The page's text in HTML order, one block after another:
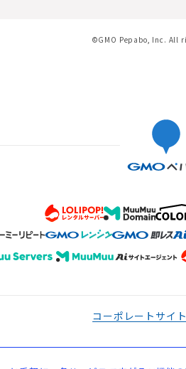
©GMO Pepabo, Inc. All
コーポレートサイト